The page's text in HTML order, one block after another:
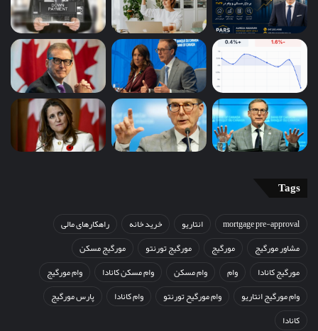
Tags
mortgage pre-approval انتاریو خرید خانه
راهکارهای مالی
مشاور مورگیج
مورگیج مورگیج تورنتو
مورگیج مسکن
مورگیج کانادا
وام وام مسکن وام مسکن کانادا
وام مورگیج
وام مورگیج انتاریو
وام مورگیح تورنتو وام کانادا
پارس مورگیج
کانادا